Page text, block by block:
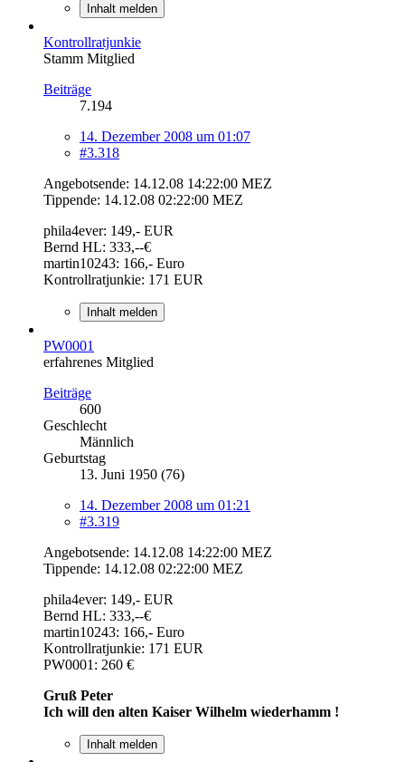
Inhalt melden
Kontrollratjunkie
Stamm Mitglied
Beiträge
7.194
14. Dezember 2008 um 01:07
#3.318
Angebotsende: 14.12.08 14:22:00 MEZ
Tippende: 14.12.08 02:22:00 MEZ
phila4ever: 149,- EUR
Bernd HL: 333,--€
martin10243: 166,- Euro
Kontrollratjunkie: 171 EUR
Inhalt melden
PW0001
erfahrenes Mitglied
Beiträge
600
Geschlecht
Männlich
Geburtstag
13. Juni 1950 (76)
14. Dezember 2008 um 01:21
#3.319
Angebotsende: 14.12.08 14:22:00 MEZ
Tippende: 14.12.08 02:22:00 MEZ
phila4ever: 149,- EUR
Bernd HL: 333,--€
martin10243: 166,- Euro
Kontrollratjunkie: 171 EUR
PW0001: 260 €
Gruß Peter
Ich will den alten Kaiser Wilhelm wiederhamm !
Inhalt melden